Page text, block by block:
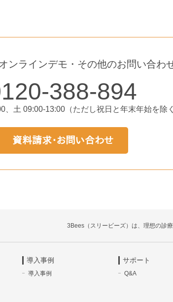
ンラインデモ・その他のお問い合わ
388-894
、土 09:00-13:00（ただし祝日と年末年始を除
3Bees（スリービーズ）は、理想の診
導入事例
導入事例
サポート
Q&A